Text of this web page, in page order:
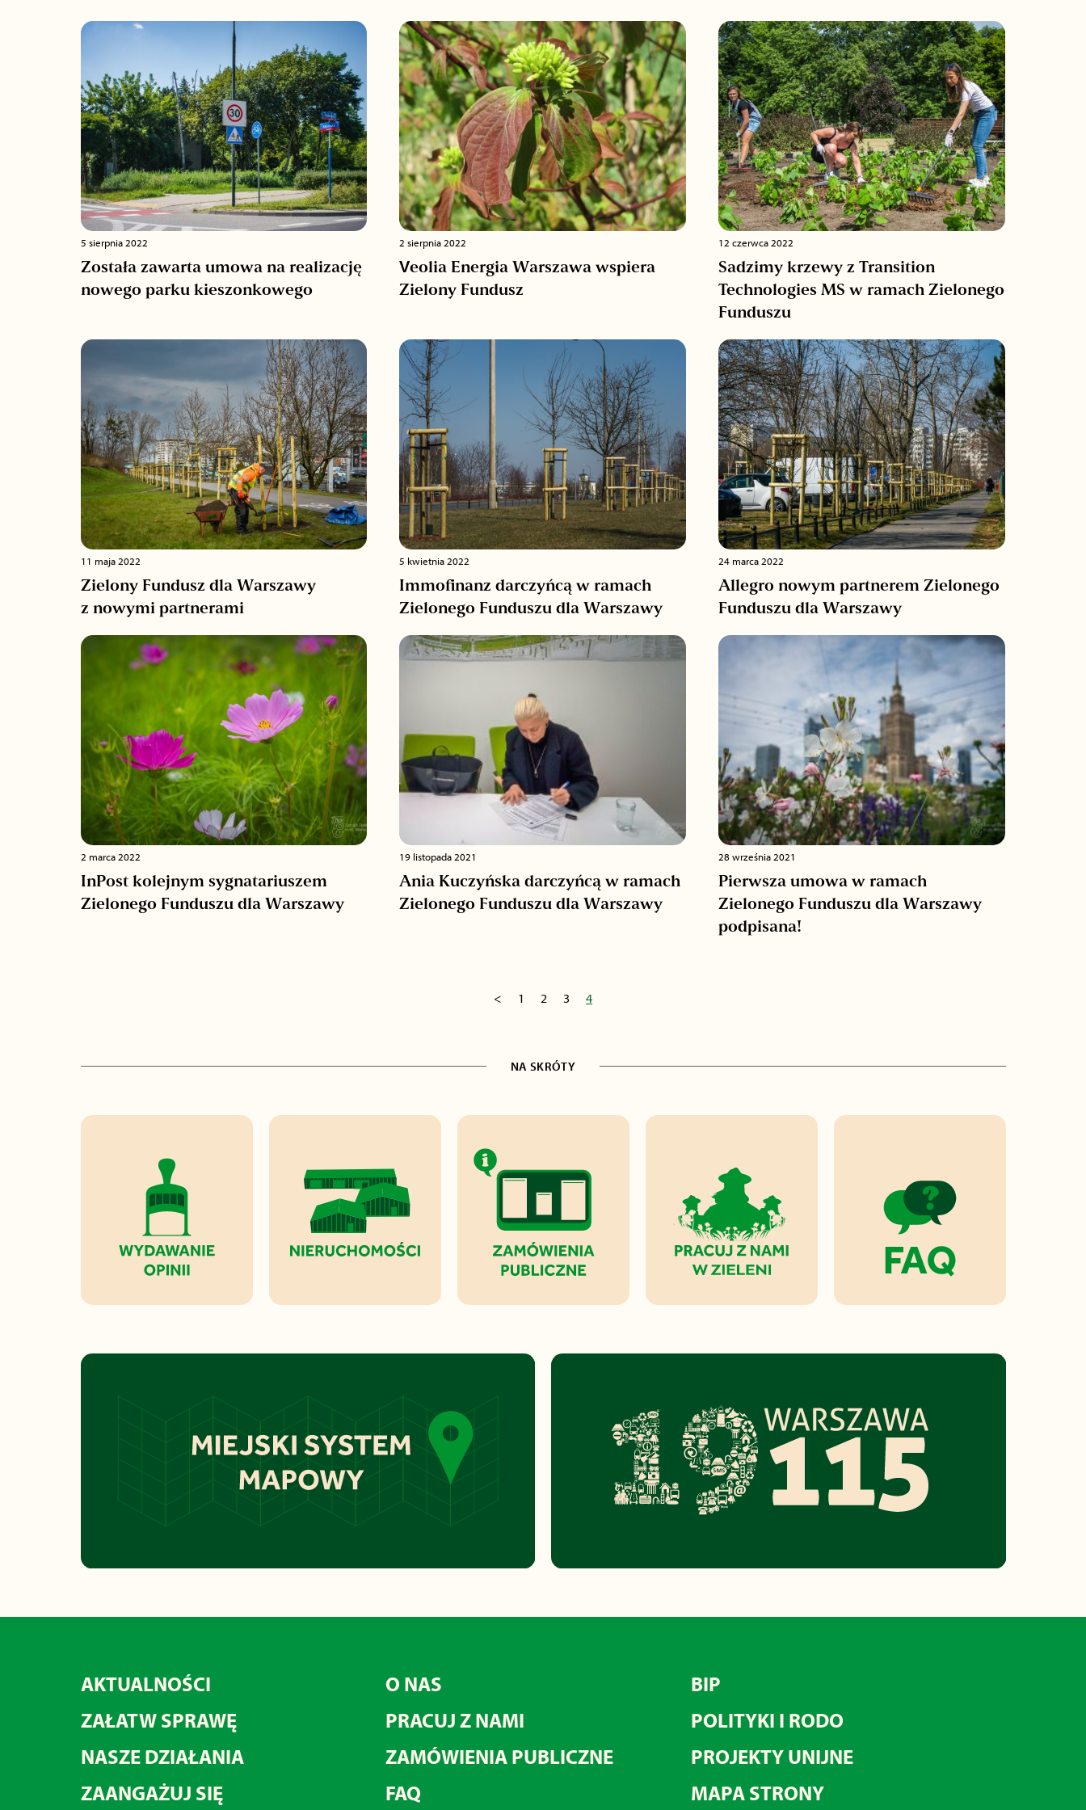
5 sierpnia 2022
Została zawarta umowa na realizację
nowego parku kieszonkowego
2 sierpnia 2022
Veolia Energia Warszawa wspiera
Zielony Fundusz
12 czerwca 2022
Sadzimy krzewy z Transition
Technologies MS w ramach Zielonego
Funduszu
11 maja 2022
Zielony Fundusz dla Warszawy
z nowymi partnerami
5 kwietnia 2022
Immofinanz darczyńcą w ramach
Zielonego Funduszu dla Warszawy
24 marca 2022
Allegro nowym partnerem Zielonego
Funduszu dla Warszawy
2 marca 2022
InPost kolejnym sygnatariuszem
Zielonego Funduszu dla Warszawy
19 listopada 2021
Ania Kuczyńska darczyńcą w ramach
Zielonego Funduszu dla Warszawy
28 września 2021
Pierwsza umowa w ramach
Zielonego Funduszu dla Warszawy
podpisana!
< 1 2 3 4
NA SKRÓTY
AKTUALNOŚCI
ZAŁATW SPRAWĘ
NASZE DZIAŁANIA
ZAANGAŻUJ SIĘ
O NAS
PRACUJ Z NAMI
ZAMÓWIENIA PUBLICZNE
FAQ
BIP
POLITYKI I RODO
PROJEKTY UNIJNE
MAPA STRONY